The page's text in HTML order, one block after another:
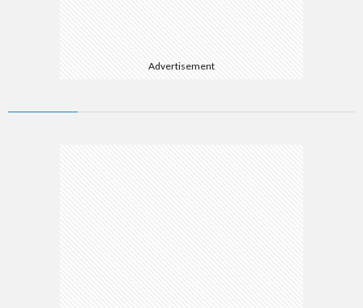
Advertisement